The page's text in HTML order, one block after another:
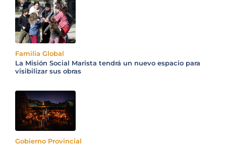
Familia Global
La Misión Social Marista tendrá un nuevo espacio para
visibilizar sus obras
Gobierno Provincial